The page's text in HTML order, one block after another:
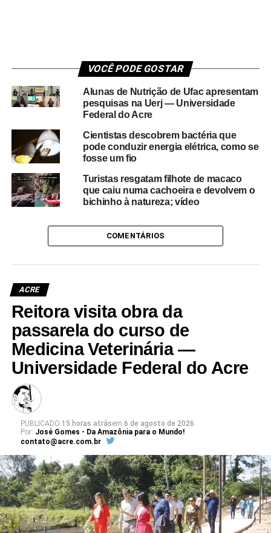
VOCÊ PODE GOSTAR
Alunas de Nutrição de Ufac apresentam
pesquisas na Uerj — Universidade
Federal do Acre
Cientistas descobrem bactéria que
pode conduzir energia elétrica, como se
fosse um fio
Turistas resgatam filhote de macaco
que caiu numa cachoeira e devolvem o
bichinho à natureza; vídeo
COMENTÁRIOS
ACRE
Reitora visita obra da
passarela do curso de
Medicina Veterinária —
Universidade Federal do Acre
PUBLICADO 15 horas atrásem 6 de agosto de 2026
Por: José Gomes - Da Amazônia para o Mundo!
contato@acre.com.br